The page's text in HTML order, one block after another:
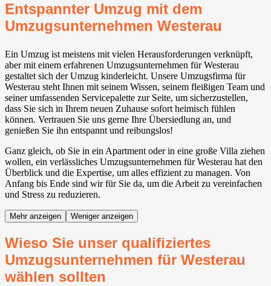
Entspannter Umzug mit dem
Umzugsunternehmen Westerau
Ein Umzug ist meistens mit vielen Herausforderungen verknüpft,
aber mit einem erfahrenen Umzugsunternehmen für Westerau
gestaltet sich der Umzug kinderleicht. Unsere Umzugsfirma für
Westerau steht Ihnen mit seinem Wissen, seinem fleißigen Team und
seiner umfassenden Servicepalette zur Seite, um sicherzustellen,
dass Sie sich in Ihrem neuen Zuhause sofort heimisch fühlen
können. Vertrauen Sie uns gerne Ihre Übersiedlung an, und
genießen Sie ihn entspannt und reibungslos!
Ganz gleich, ob Sie in ein Apartment oder in eine große Villa ziehen
wollen, ein verlässliches Umzugsunternehmen für Westerau hat den
Überblick und die Expertise, um alles effizient zu managen. Von
Anfang bis Ende sind wir für Sie da, um die Arbeit zu vereinfachen
und Stress zu reduzieren.
Mehr anzeigen Weniger anzeigen
Wieso Sie unser qualifiziertes
Umzugsunternehmen für Westerau
wählen sollten